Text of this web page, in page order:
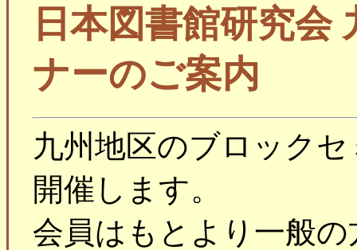
日本図書館研究会
ナーのご案内
九州地区のブロック
開催します。
会員はもとより一般